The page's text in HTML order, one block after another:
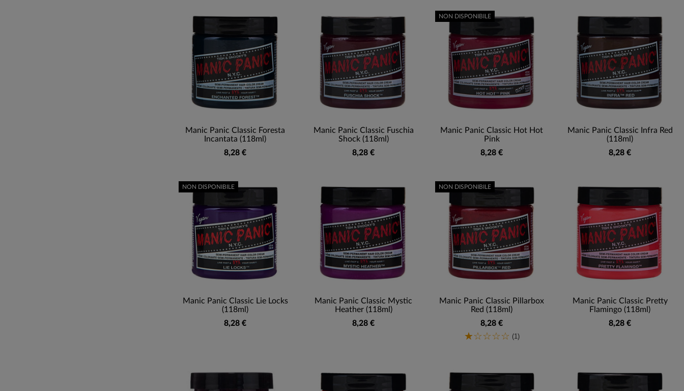
Manic Panic Classic Foresta
Incantata (118ml)
8,28 €
Manic Panic Classic Fuschia
Shock (118ml)
8,28 €
Manic Panic Classic Hot Hot
Pink
8,28 €
NON DISPONIBILE
Manic Panic Classic Infra Red
(118ml)
8,28 €
Manic Panic Classic Lie Locks
(118ml)
8,28 €
NON DISPONIBILE
Manic Panic Classic Mystic
Heather (118ml)
8,28 €
Manic Panic Classic Pillarbox
Red (118ml)
8,28 €
(1)
NON DISPONIBILE
Manic Panic Classic Pretty
Flamingo (118ml)
8,28 €